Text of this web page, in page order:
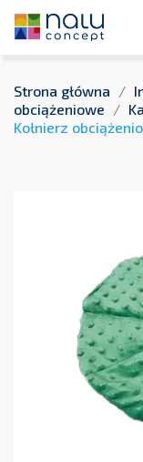
Płatność
Strona główna
obciążeniowe
Kołnierz